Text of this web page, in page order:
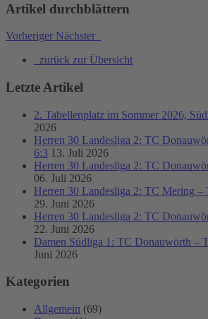
Artikel durchblättern
Vorheriger Nächster
zurück zur Übersicht
Letzte Artikel
2. Tabellenplatz im Sommer 2026,
2026
Herren 30 Landesliga 2: TC
6:3 13. Juli 2026
Herren 30 Landesliga 2: TC
06. Juli 2026
Herren 30 Landesliga 2: TC Mering
29. Juni 2026
Herren 30 Landesliga 2: TC
22. Juni 2026
Damen Südliga 1: TC Donauwörth –
Juni 2026
Kategorien
Allgemein (69)